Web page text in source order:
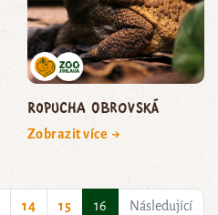
ropucha obrovská
Zobrazit více →
14 15 16 (current)Následující